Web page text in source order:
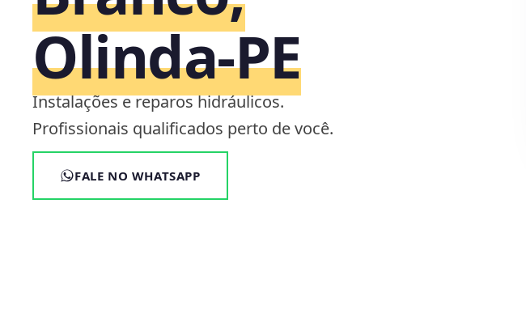
Olinda‑PE
Instalações e reparos hidráulicos.
Profissionais qualificados perto de você.
FALE NO WHATSAPP